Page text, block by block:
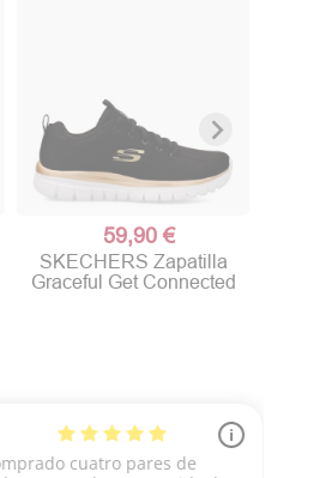
59,90 €
SKECHERS Zapatilla
Graceful Get Connected